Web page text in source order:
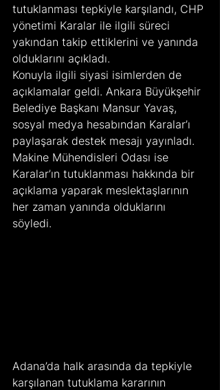
tutuklanması tepkiyle karşılandı, CHP
yönetimi Karalar ile ilgili süreci
yakından takip ettiklerini ve yanında
olduklarını açıkladı.
Konuyla ilgili siyasi isimlerden de
açıklamalar geldi. Ankara Büyükşehir
Belediye Başkanı Mansur Yavaş,
sosyal medya hesabından Karalar’ı
paylaşarak destek mesajı yayınladı.
Makine Mühendisleri Odası ise
Karalar’ın tutuklanması hakkında bir
açıklama yaparak meslektaşlarının
her zaman yanında olduklarını
söyledi.
Adana’da halk arasında da tepkiyle
karşılanan tutuklama kararının